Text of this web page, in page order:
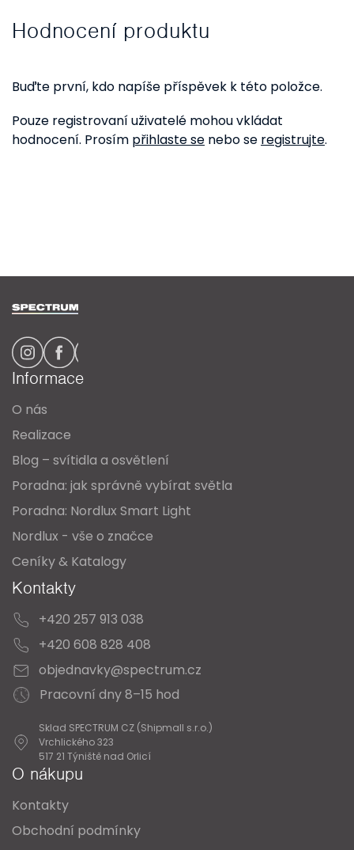
Hodnocení produktu
Buďte první, kdo napíše příspěvek k této položce.
Pouze registrovaní uživatelé mohou vkládat
hodnocení. Prosím přihlaste se nebo se registrujte.
Informace
O nás
Realizace
Blog – svítidla a osvětlení
Poradna: jak správně vybírat světla
Poradna: Nordlux Smart Light
Nordlux - vše o značce
Ceníky & Katalogy
Kontakty
+420 257 913 038
+420 608 828 408
objednavky@spectrum.cz
Pracovní dny 8–15 hod
Sklad SPECTRUM CZ (Shipmall s.r.o.)
Vrchlického 323
517 21 Týniště nad Orlicí
O nákupu
Kontakty
Obchodní podmínky